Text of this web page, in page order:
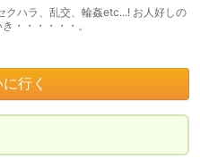
クハラ、乱交、輪姦etc...! お人好しの
・・・・・・。
行く